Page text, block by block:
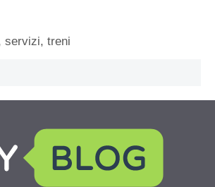
servizi,treni